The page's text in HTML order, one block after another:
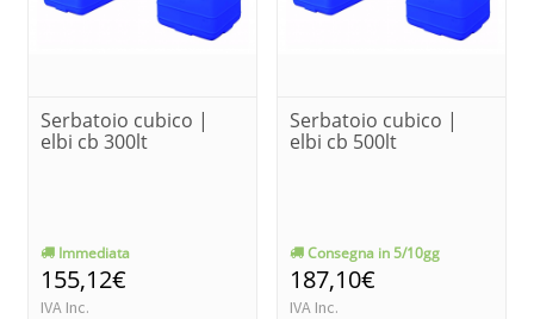
Serbatoio cubico |
elbi cb 300lt
Immediata
155,12€
IVA Inc.
Serbatoio cubico |
elbi cb 500lt
Consegna in 5/10gg
187,10€
IVA Inc.